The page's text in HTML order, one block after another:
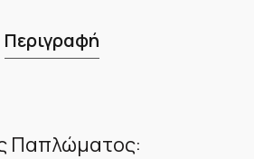
Περιγραφή
Παπλώματος: